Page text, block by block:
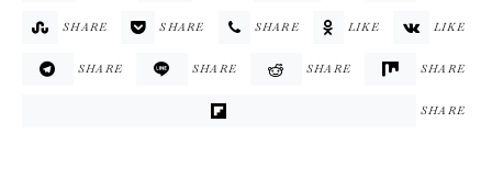
SHARE SHARE SHARE LIKE LIKE
SHARE SHARE SHARE SHARE
SHARE